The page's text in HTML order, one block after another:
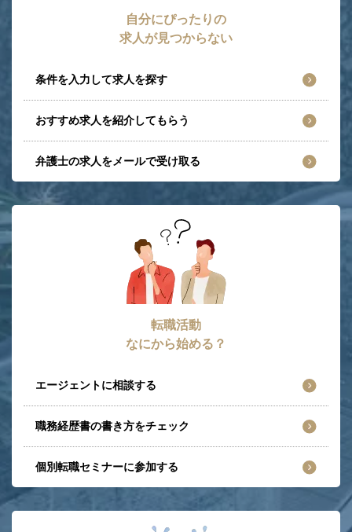
自分にぴったりの
求人が見つからない
条件を入力して求人を探す
おすすめ求人を紹介してもらう
弁護士の求人をメールで受け取る
転職活動
なにから始める？
エージェントに相談する
職務経歴書の書き方をチェック
個別転職セミナーに参加する